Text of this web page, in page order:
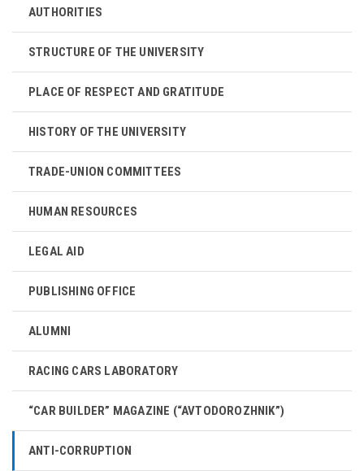
AUTHORITIES
STRUCTURE OF THE UNIVERSITY
PLACE OF RESPECT AND GRATITUDE
HISTORY OF THE UNIVERSITY
TRADE-UNION COMMITTEES
HUMAN RESOURCES
LEGAL AID
PUBLISHING OFFICE
ALUMNI
RACING CARS LABORATORY
“CAR BUILDER” MAGAZINE (“AVTODOROZHNIK”)
ANTI-CORRUPTION